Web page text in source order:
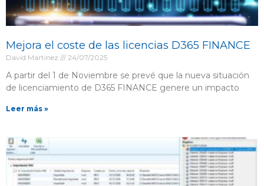
Mejora el coste de las licencias D365 FINANCE
David Martinez 24/07/2025
A partir del 1 de Noviembre se prevé que la nueva situación
de licenciamiento de D365 FINANCE genere un impacto
Leer más »